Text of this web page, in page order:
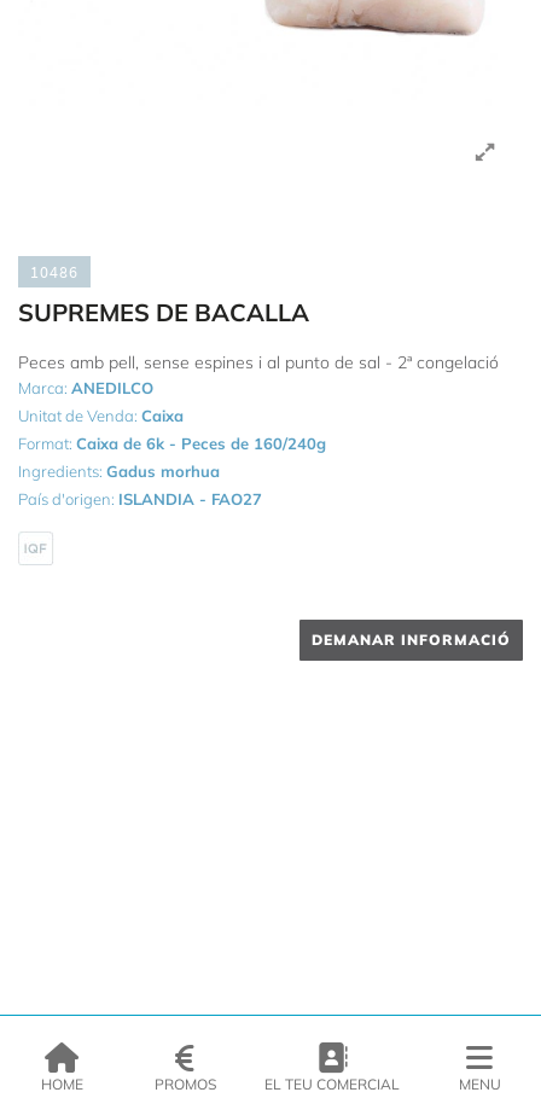
10486
SUPREMES DE BACALLA
Peces amb pell, sense espines i al punto de sal - 2ª congelació
Marca: ANEDILCO
Unitat de Venda: Caixa
Format: Caixa de 6k - Peces de 160/240g
Ingredients: Gadus morhua
País d'origen: ISLANDIA - FAO27
DEMANAR INFORMACIÓ
HOME PROMOS EL TEU COMERCIAL MENU